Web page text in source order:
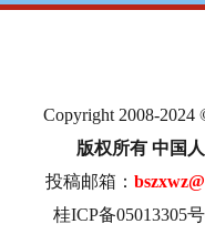
Copyright 2008-2024
版权所有 中国
投稿邮箱：
桂ICP备05013305号